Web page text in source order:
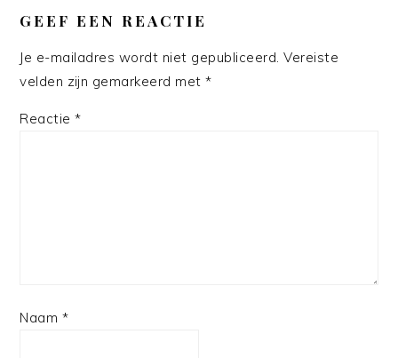
GEEF EEN REACTIE
Je e-mailadres wordt niet gepubliceerd. Vereiste
velden zijn gemarkeerd met*
Reactie*
Naam *